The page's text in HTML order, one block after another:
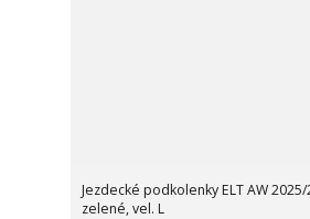
Jezdecké podkolenky ELT AW
zelené, vel. L